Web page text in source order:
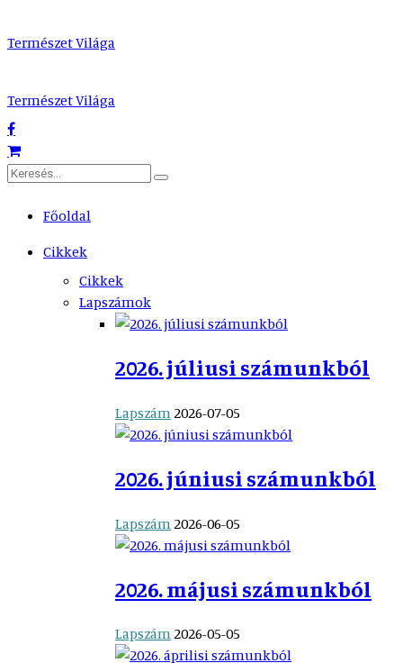
Természet Világa
Természet Világa
Főoldal
Cikkek
Cikkek
Lapszámok
2026. júliusi számunkból
Lapszám 2026-07-05
2026. júniusi számunkból
Lapszám 2026-06-05
2026. májusi számunkból
Lapszám2026-05-05